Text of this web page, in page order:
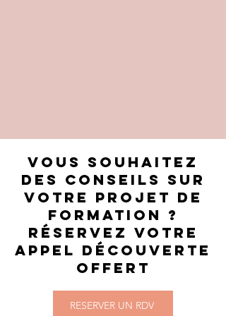
Vous souhaitez
des conseils sur
votre projet DE
FORMATION ?
Réservez votre
appel découverte
offert
RESERVER UN RDV